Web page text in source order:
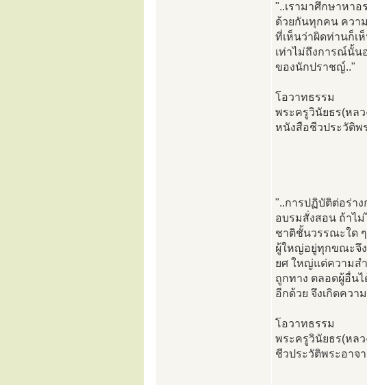
"..เรามาศึกษาหา
ด้วยกันทุกคน ควา
ที่เห็นว่าผิดท่านก็เ
เท่าไม่ถึงการณ์นั้น
ของนักปราชญ์.."
โอวาทธรรม
พระครูวินัยธร(หล
หนังสือชีวประวัติพ
"..การปฏิบัติต่อร่า
อบรมสั่งสอน ถ้าไม่
ชาติชั้นวรรณะใด ๆ
ผู้ใหญ่อยู่ทุกขณะจึ
ยศ ใหญ่แต่ความส
ถูกทาง ตลอดผู้อื่น
อีกด้วย จึงเกิดควา
โอวาทธรรม
พระครูวินัยธร(หล
ชีวประวัติพระอาจ